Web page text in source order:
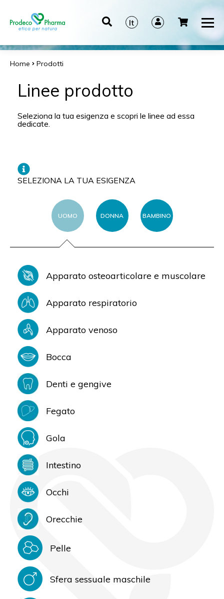
It
Home Prodotti
Linee prodotto
Seleziona la tua esigenza e scopri le linee ad essa
dedicate.
SELEZIONA LA TUA ESIGENZA
UOMO DONNA BAMBINO
Apparato osteoarticolare e muscolare
Apparato respiratorio
Apparato venoso
Bocca
Denti e gengive
Fegato
Gola
Intestino
Occhi
Orecchie
Pelle
Sfera sessuale maschile